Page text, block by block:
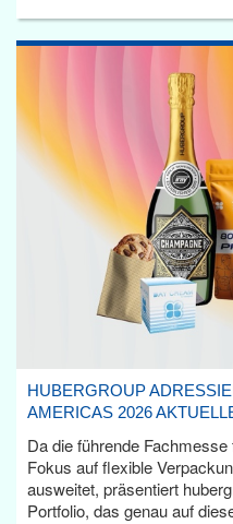
HUBERGROUP
AMERICAS 2026
Da die führende
Fokus auf flexible
ausweitet, präsentiert
Portfolio, das genau auf